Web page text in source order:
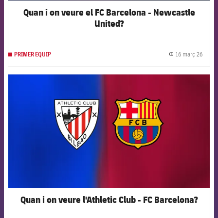
Quan i on veure el FC Barcelona - Newcastle
United?
PRIMER EQUIP 16 març 26
Quan i on veure l'Athletic Club - FC Barcelona?